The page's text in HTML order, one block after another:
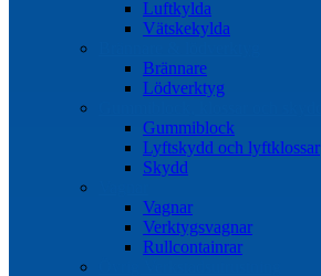
Luftkylda
Vätskekylda
Brännare
Lödverktyg
Gummiblock
Lyftskydd och lyftklossar
Skydd
Vagnar
Verktygsvagnar
Rullcontainrar